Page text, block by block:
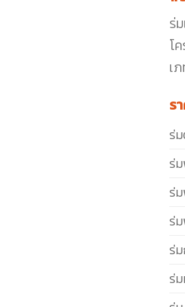
ร่
โ
เ
ร
ร่
ร่
ร่
ร่
ร่
ร่